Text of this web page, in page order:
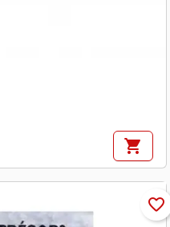
shopping_cart
favorite_border